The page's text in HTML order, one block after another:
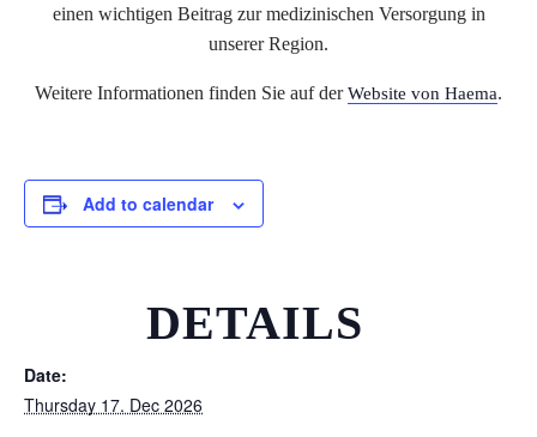
einen wichtigen Beitrag zur medizinischen Versorgung in
unserer Region.
Weitere Informationen finden Sie auf derWebsite von Haema.
Add to calendar
DETAILS
Date:
Thursday 17. Dec 2026